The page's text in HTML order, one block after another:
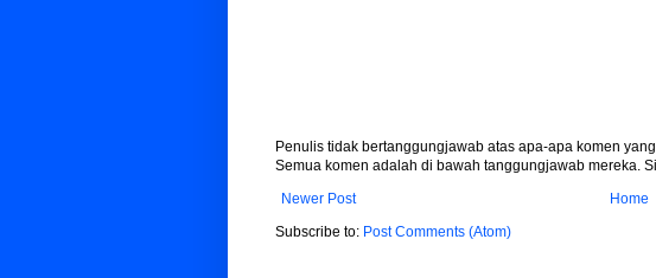
Penulis tidak bertanggungjawab atas apa-apa komen
Semua komen adalah di bawah tanggungjawab mereka.
Newer Post
Home
Subscribe to: Post Comments (Atom)